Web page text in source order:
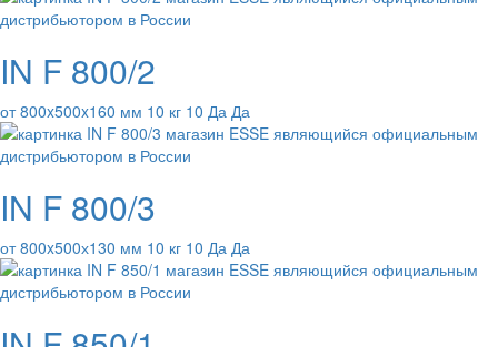
IN F 800/2
от 800x500x160 мм 10 кг 10 Да Да
IN F 800/3
от 800x500х130 мм 10 кг 10 Да Да